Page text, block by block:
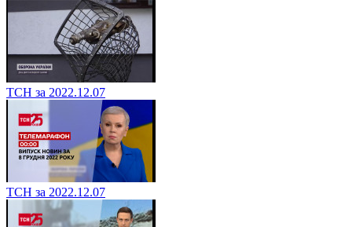
ТСН за 2022.12.07
ТСН за 2022.12.07